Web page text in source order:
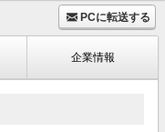
PCに転送する
企業情報